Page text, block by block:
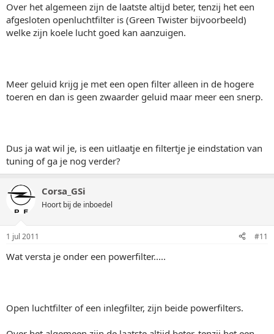
Over het algemeen zijn de laatste altijd beter, tenzij het een
afgesloten openluchtfilter is (Green Twister bijvoorbeeld)
welke zijn koele lucht goed kan aanzuigen.
Meer geluid krijg je met een open filter alleen in de hogere
toeren en dan is geen zwaarder geluid maar meer een snerp.
Dus ja wat wil je, is een uitlaatje en filtertje je eindstation van
tuning of ga je nog verder?
Corsa_GSi
Hoort bij de inboedel
1 jul 2011 #11
Wat versta je onder een powerfilter.....
Open luchtfilter of een inlegfilter, zijn beide powerfilters.